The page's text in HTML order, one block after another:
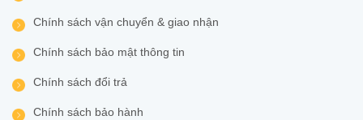
Chính sách vận chuyển & giao nhận
Chính sách bảo mật thông tin
Chính sách đổi trả
Chính sách bảo hành